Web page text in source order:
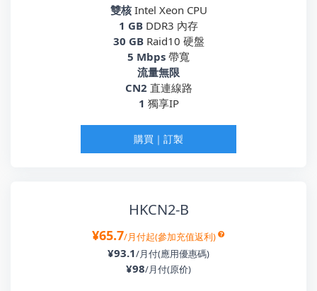
雙核Intel Xeon CPU
1 GB DDR3 內存
30 GB Raid10 硬盤
5 Mbps 帶寬
流量無限
CN2 直連線路
1 獨享IP
購買｜訂製
HKCN2-B
¥65.7/月付起(參加充值返利)
¥93.1/月付(應用優惠碼)
¥98/月付(原价)